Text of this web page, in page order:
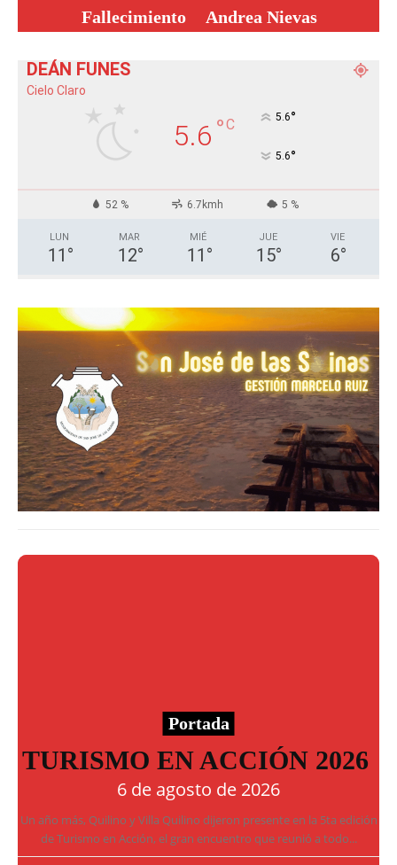
Fallecimiento
Andrea Nievas
DEÁN FUNES
Cielo Claro
5.6 °C 5.6°
5.6°
52 % 6.7kmh 5 %
LUN
11 °
MAR
12°
MIÉ
11 °
JUE
15°
VIE
6°
Portada
TURISMO EN ACCIÓN 2026
6 de agosto de 2026
Un año más, Quilino y Villa Quilino dijeron presente en la 5ta edición
de Turismo en Acción, el gran encuentro que reunió a todo...